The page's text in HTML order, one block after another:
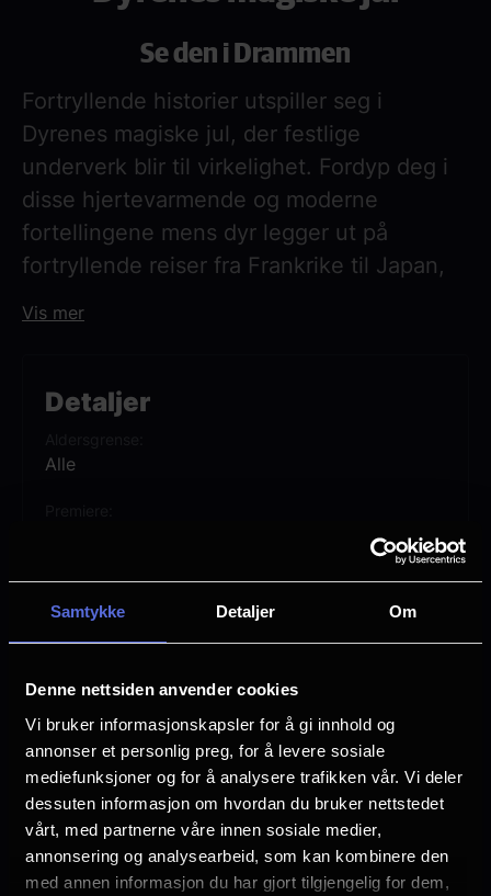
Samtykke Detaljer Om
Denne nettsiden anvender cookies
Vi bruker informasjonskapsler for å gi innhold og
annonser et personlig preg, for å levere sosiale
mediefunksjoner og for å analysere trafikken vår. Vi deler
dessuten informasjon om hvordan du bruker nettstedet
vårt, med partnerne våre innen sosiale medier,
annonsering og analysearbeid, som kan kombinere den
med annen informasjon du har gjort tilgjengelig for dem,
Detaljer
Alle
Lengde
1 time 12 min
Sjanger
Unknown
Distributør
Storytelling Media
Se mer
Se den i Drammen
Fortryllende historier utspiller seg i
Dyrenes magiske jul, der festlige
underverk blir til virkelighet. Fordyp deg i
disse hjertevarmende og moderne
fortellingene mens dyr legger ut på
fortryllende reiser fra Frankrike til Japan,
og vinterens skjønnhet. La poesien fange
julemagien ikke kjenner noen grenser.
Vis mer